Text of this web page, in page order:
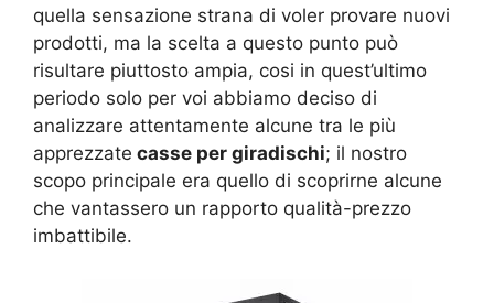
quella sensazione strana di voler provare nuovi
prodotti, ma la scelta a questo punto può
risultare piuttosto ampia, cosi in quest’ultimo
periodo solo per voi abbiamo deciso di
analizzare attentamente alcune tra le più
apprezzate casse per giradischi; il nostro
scopo principale era quello di scoprirne alcune
che vantassero un rapporto qualità-prezzo
imbattibile.